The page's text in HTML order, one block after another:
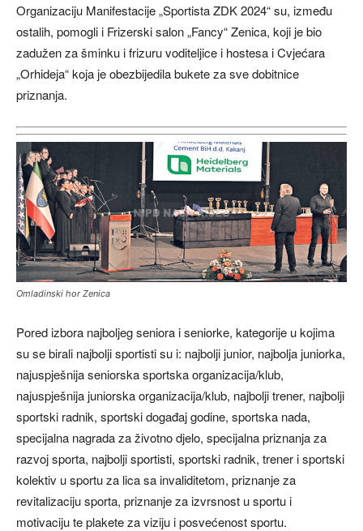
Organizaciju Manifestacije „Sportista ZDK 2024“ su, između
ostalih, pomogli i Frizerski salon „Fancy“ Zenica, koji je bio
zadužen za šminku i frizuru voditeljice i hostesa i Cvjećara
„Orhideja“ koja je obezbijedila bukete za sve dobitnice
priznanja.
Omladinski hor Zenica
Pored izbora najboljeg seniora i seniorke, kategorije u kojima
su se birali najbolji sportisti su i: najbolji junior, najbolja juniorka,
najuspješnija seniorska sportska organizacija/klub,
najuspješnija juniorska organizacija/klub, najbolji trener, najbolji
sportski radnik, sportski događaj godine, sportska nada,
specijalna nagrada za životno djelo, specijalna priznanja za
razvoj sporta, najbolji sportisti, sportski radnik, trener i sportski
kolektiv u sportu za lica sa invaliditetom, priznanje za
revitalizaciju sporta, priznanje za izvrsnost u sportu i
motivaciju te plakete za viziju i posvećenost sportu.